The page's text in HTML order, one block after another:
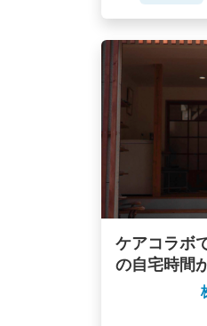
ケアコラボ
の自宅時間